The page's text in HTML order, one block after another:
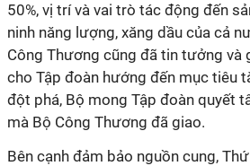
50%, vị trí và vai trò tác động đến
ninh năng lượng, xăng dầu của cả
Công Thương cũng đã tin tưởng và
cho Tập đoàn hướng đến mục tiêu
đột phá, Bộ mong Tập đoàn quyết
mà Bộ Công Thương đã giao.
Bên cạnh đảm bảo nguồn cung,